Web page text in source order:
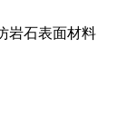
岩石表面材料